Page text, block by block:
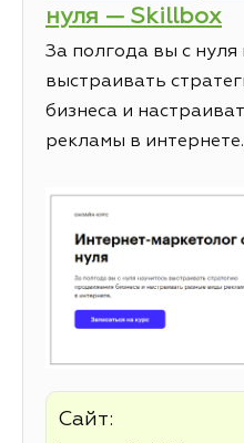
нуля — Skillbox
За полгода вы с нуля
выстраивать
бизнеса и
рекламы в интернете.
Сайт: